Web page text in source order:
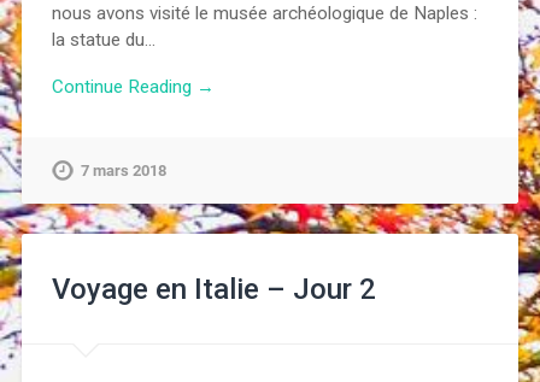
nous avons visité le musée archéologique de Naples :
la statue du…
Continue Reading →
7 mars 2018
Voyage en Italie – Jour 2